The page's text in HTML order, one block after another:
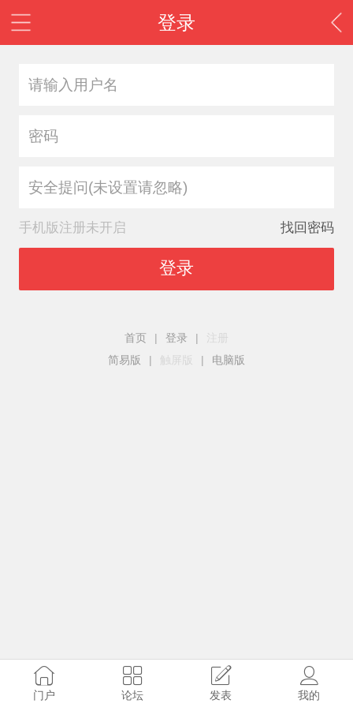
登录
安全提问(未设置请忽略)
手机版注册未开启 找回密码
登录
首页 | 登录 |
注册
简易版
| 触屏版 | 电脑版
门户 论坛 发表 我的